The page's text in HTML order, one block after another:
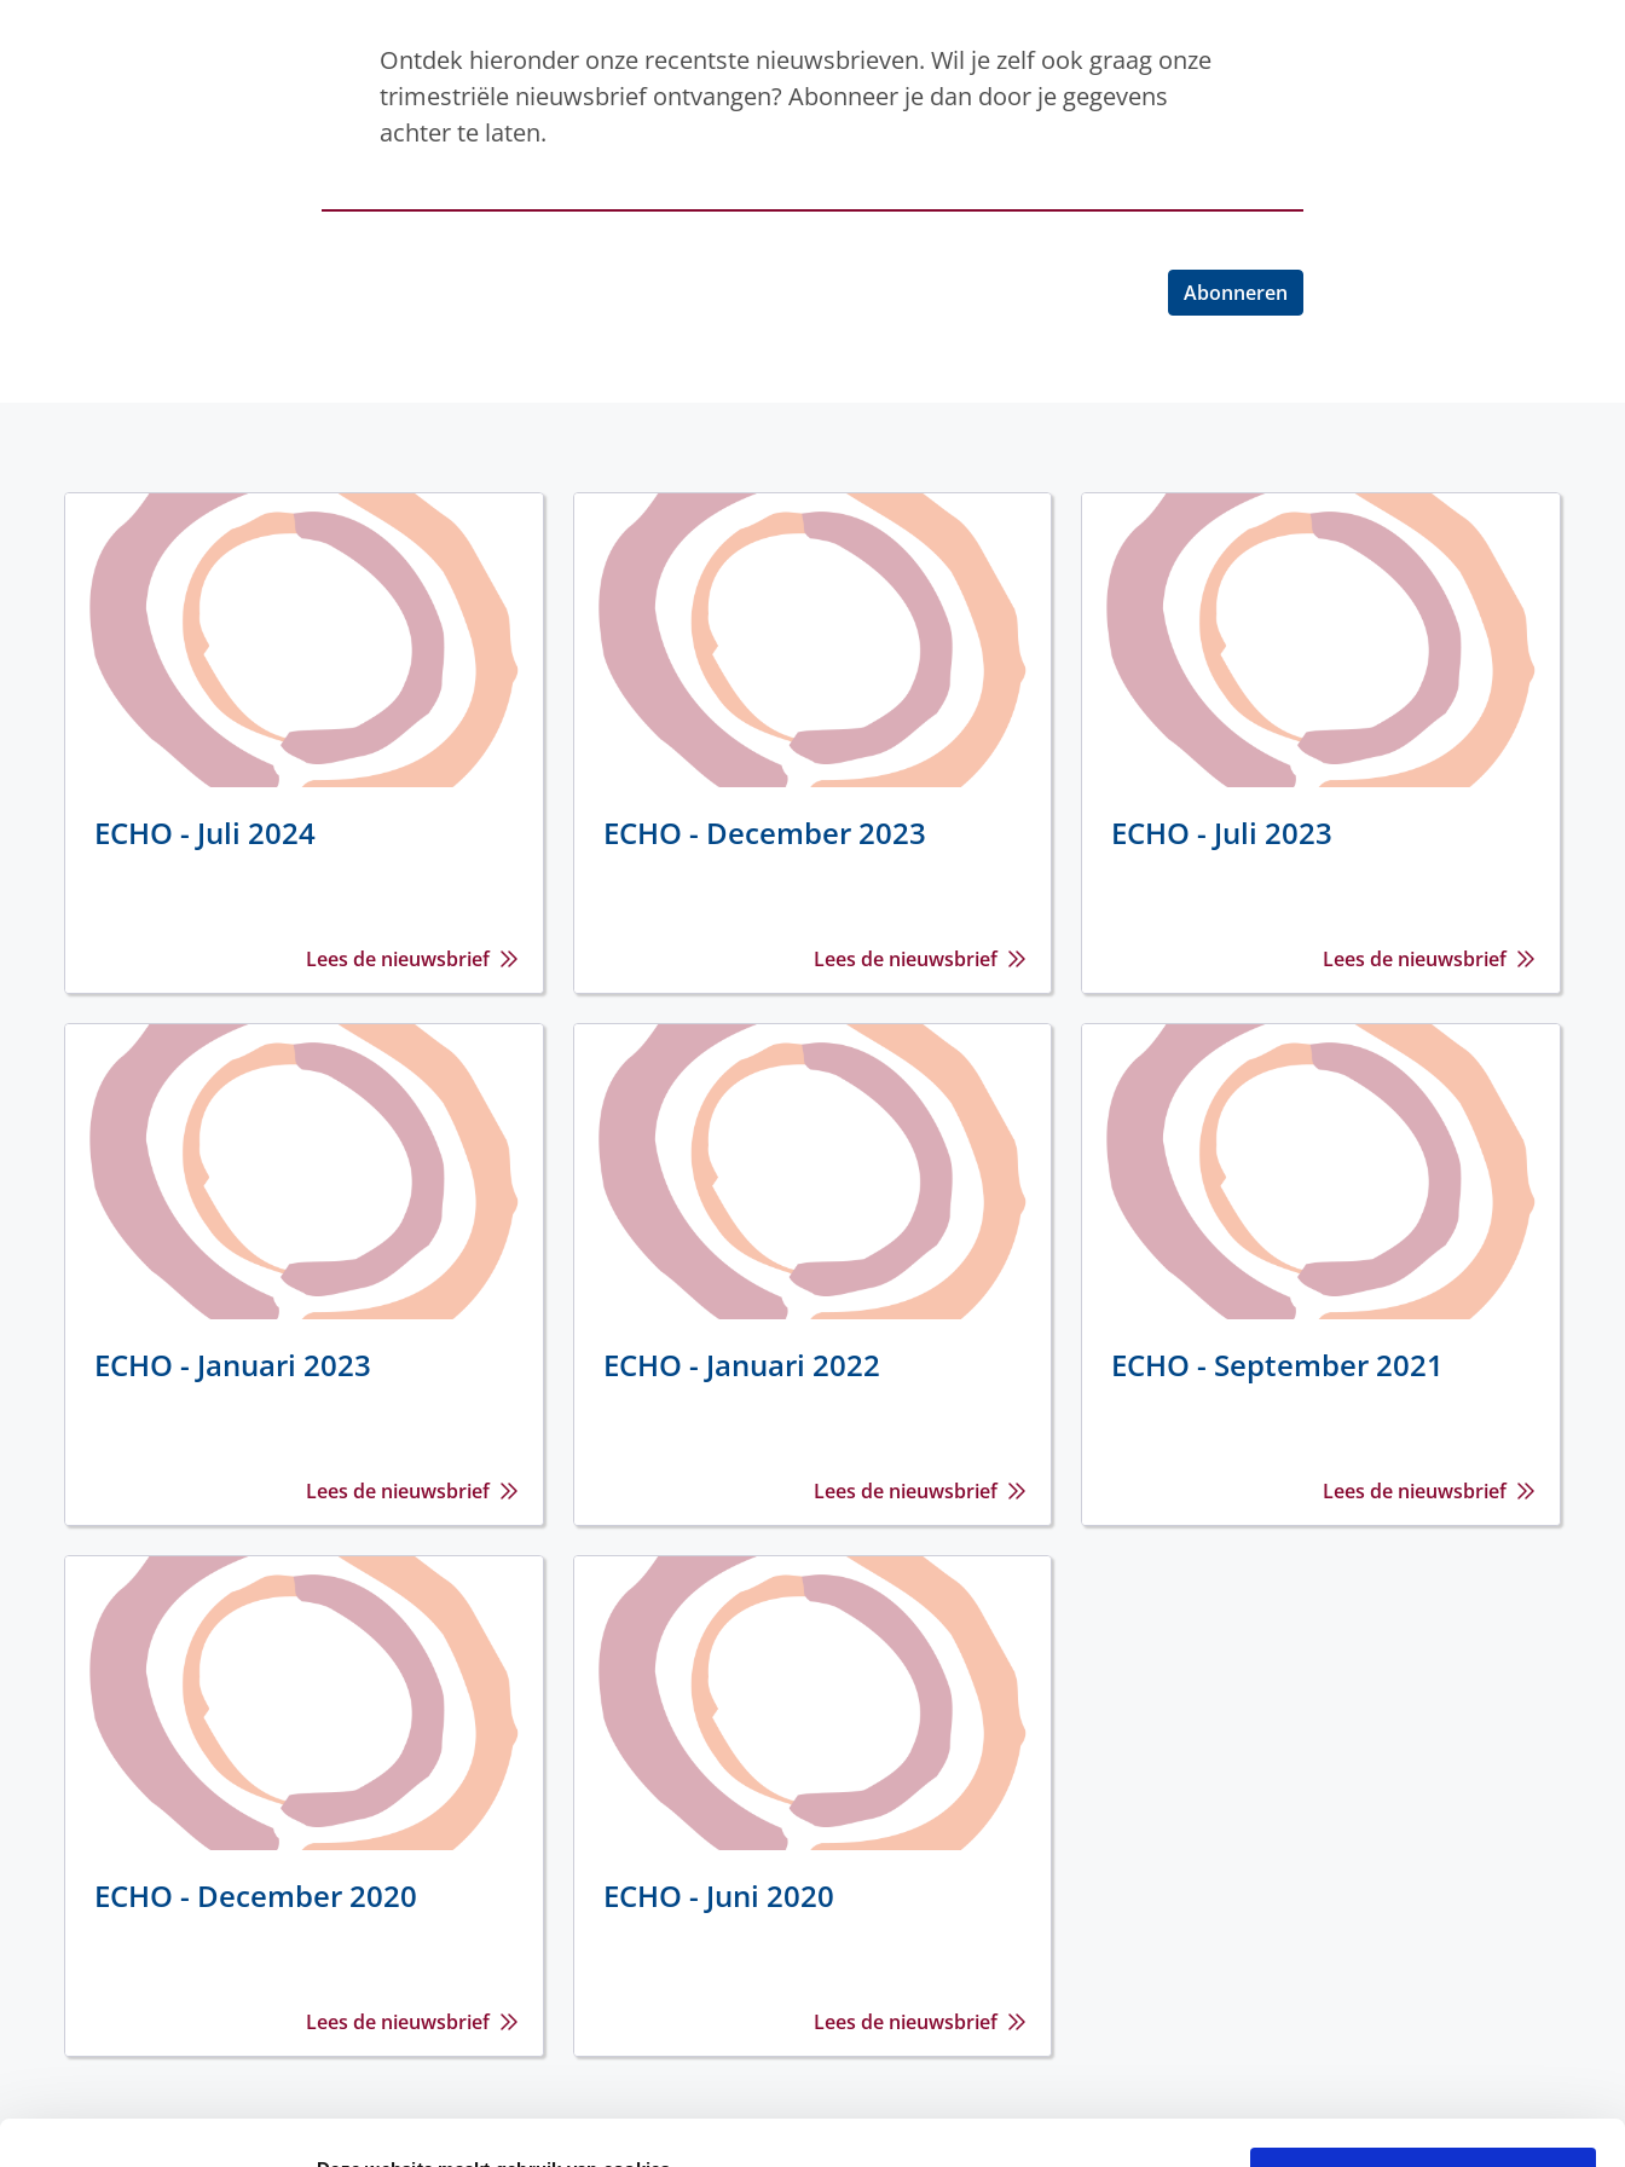
Ontdek hieronder onze recentste nieuwsbrieven. Wil je zelf ook graag onze
trimestriële nieuwsbrief ontvangen? Abonneer je dan door je gegevens
achter te laten.
Abonneren
ECHO - Juli 2024
Lees de nieuwsbrief
ECHO - December 2023
Lees de nieuwsbrief
ECHO - Juli 2023
Lees de nieuwsbrief
ECHO - Januari 2023
Lees de nieuwsbrief
ECHO - Januari 2022
Lees de nieuwsbrief
ECHO - September 2021
Lees de nieuwsbrief
ECHO - December 2020
Lees de nieuwsbrief
ECHO - Juni 2020
Lees de nieuwsbrief